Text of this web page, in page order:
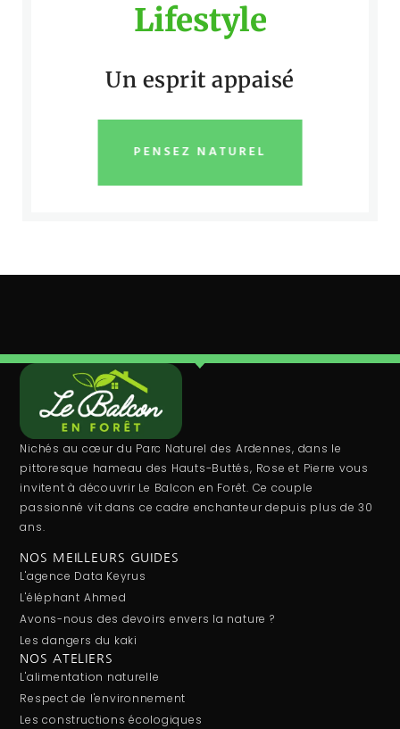
Lifestyle
Un esprit appaisé
PENSEZ NATUREL
Nichés au cœur du Parc Naturel des Ardennes, dans le
pittoresque hameau des Hauts-Buttés, Rose et Pierre vous
invitent à découvrir Le Balcon en Forêt. Ce couple
passionné vit dans ce cadre enchanteur depuis plus de 30
ans.
NOS MEILLEURS GUIDES
L'agence Data Keyrus
L'éléphant Ahmed
Avons-nous des devoirs envers la nature ?
Les dangers du kaki
NOS ATELIERS
L'alimentation naturelle
Respect de l'environnement
Les constructions écologiques